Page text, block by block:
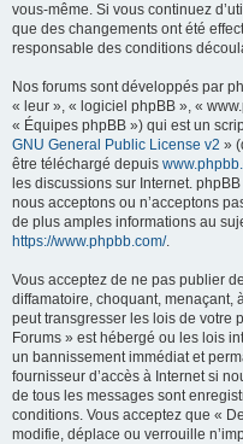
vous-même. Si vous continuez
que des changements ont été
responsable des conditions
Nos forums sont développés par
« leur », « logiciel phpBB », «
« Équipes phpBB ») qui est un
GNU General Public License v2 »
être téléchargé depuis
les discussions sur Internet.
nous acceptons ou n’acceptons
de plus amples informations au
https://www.phpbb.com/.
Vous acceptez de ne pas publier
diffamatoire, choquant, menaçant,
peut transgresser les lois de votre
Forums » est hébergé ou les lois
un bannissement immédiat et
fournisseur d’accès à Internet si
de tous les messages sont
conditions. Vous acceptez que «
modifie, déplace ou verrouille